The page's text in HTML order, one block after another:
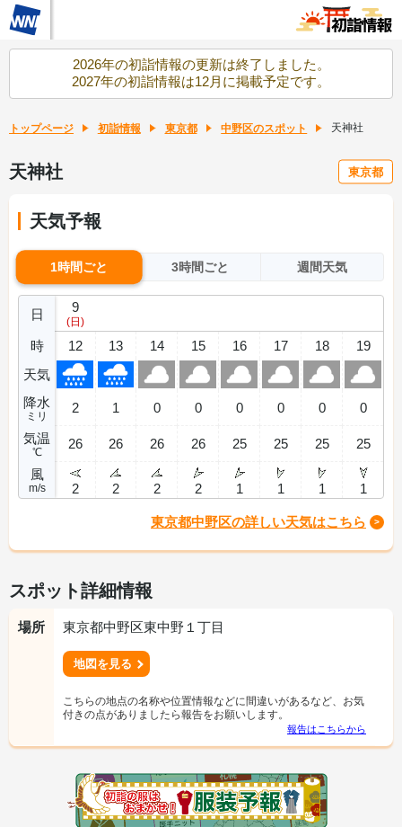
2026年の初詣情報の更新は終了しました。
2027年の初詣情報は12月に掲載予定です。
トップページ 初詣情報 東京都 中野区のスポット 天神社
天神社 東京都
天気予報
1時間ごと 3時間ごと 週間天気
日
時
天気
降水
ミリ
気温
℃
風
m/s
9
(日)
12
2
26
2
13
1
26
2
14
0
26
2
15
0
26
2
16
0
25
1
17
0
25
1
18
0
25
1
19
0
25
1
東京都中野区の詳しい天気はこちら
スポット詳細情報
場所 東京都中野区東中野１丁目
地図を見る
こちらの地点の名称や位置情報などに間違いがあるなど、お気
付きの点がありましたら報告をお願いします。
報告はこちらから